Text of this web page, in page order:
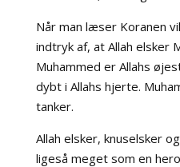
Når man læser Koranen
indtryk af, at Allah elsker
Muhammed er Allahs
dybt i Allahs hjerte.
tanker.
Allah elsker, knuselsker
ligeså meget som en